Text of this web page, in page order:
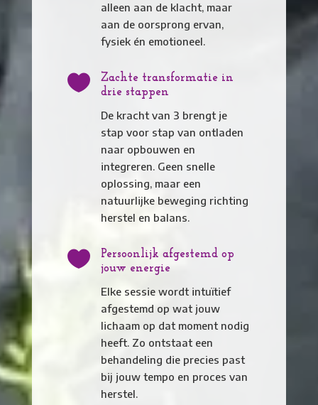
alleen aan de klacht, maar
aan de oorsprong ervan,
fysiek én emotioneel.

Zachte transformatie in
drie stappen
De kracht van 3 brengt je
stap voor stap van ontladen
naar opbouwen en
integreren. Geen snelle
oplossing, maar een
natuurlijke beweging richting
herstel en balans.

Persoonlijk afgestemd op
jouw energie
Elke sessie wordt intuïtief
afgestemd op wat jouw
lichaam op dat moment nodig
heeft. Zo ontstaat een
behandeling die precies past
bij jouw tempo en proces van
herstel.